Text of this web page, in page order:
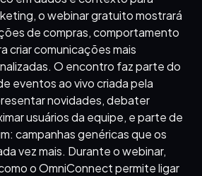
o webinar gratuito mostrará
de compras, comportamento
criar comunicações mais
O encontro faz parte do
eventos ao vivo criada pela
novidades, debater
usuários da equipe, e parte de
campanhas genéricas que os
vez mais. Durante o webinar,
o OmniConnect permite ligar